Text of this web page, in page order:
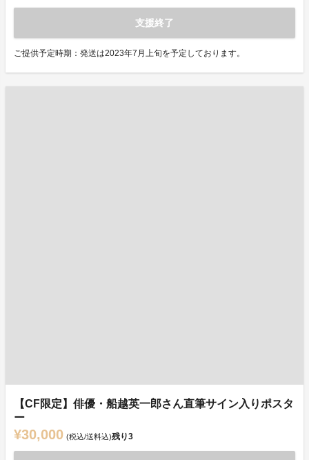
支援終了
ご提供予定時期：発送は2023年7月上旬を予定しております。
【CF限定】俳優・船越英一郎さん直筆サイン入りポスタ
ー
¥30,000 (税込/送料込)残り3